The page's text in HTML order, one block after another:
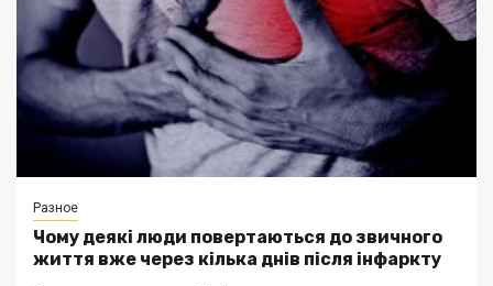
Разное
Чому деякі люди повертаються до звичного
життя вже через кілька днів після інфаркту